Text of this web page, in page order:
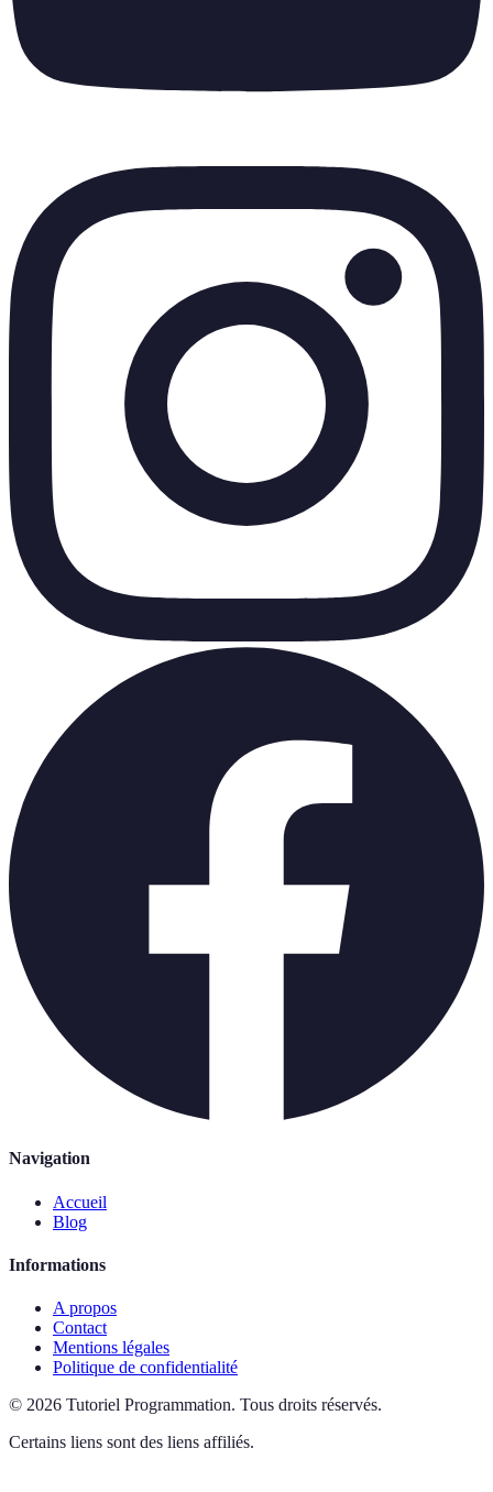
Navigation
Accueil
Blog
Informations
A propos
Contact
Mentions légales
Politique de confidentialité
© 2026 Tutoriel Programmation. Tous droits réservés.
Certains liens sont des liens affiliés.